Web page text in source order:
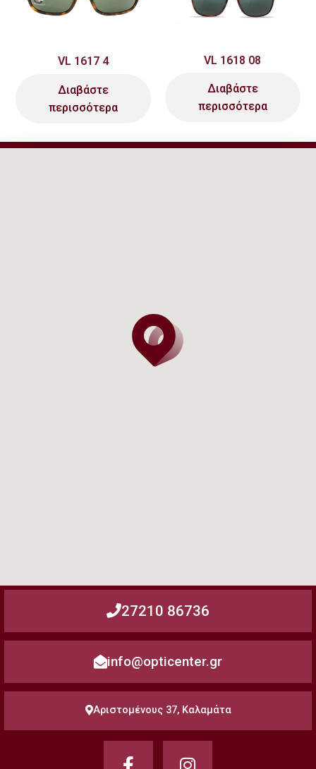
VL 1617 4
Διαβάστε
περισσότερα
VL 1618 08
Διαβάστε
περισσότερα
27210 86736
info@opticenter.gr
Αριστομένους 37, Καλαμάτα